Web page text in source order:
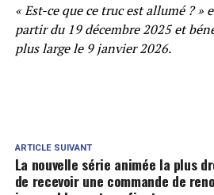
« Est-ce que ce truc est allumé ? »
partir du 19 décembre 2025 et
plus large le 9 janvier 2026.
ARTICLE SUIVANT
La nouvelle série animée la plus
de recevoir une commande de